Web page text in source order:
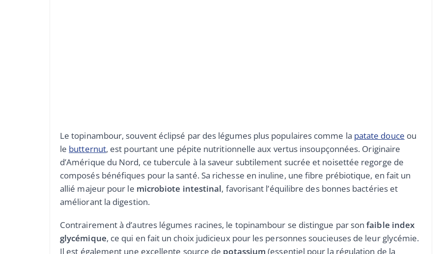
Le topinambour, souvent éclipsé par des légumes plus populaires comme la patate douce ou
le butternut, est pourtant une pépite nutritionnelle aux vertus insoupçonnées. Originaire
d’Amérique du Nord, ce tubercule à la saveur subtilement sucrée et noisettée regorge de
composés bénéfiques pour la santé. Sa richesse en inuline, une fibre prébiotique, en fait un
allié majeur pour le microbiote intestinal, favorisant l’équilibre des bonnes bactéries et
améliorant la digestion.
Contrairement à d’autres légumes racines, le topinambour se distingue par sonfaible index
glycémique, ce qui en fait un choix judicieux pour les personnes soucieuses de leur glycémie.
Il est également une excellente source de potassium (essentiel pour la régulation de la